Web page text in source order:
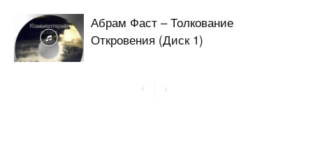
Абрам Фаст – Толкование
Откровения (Диск 1)